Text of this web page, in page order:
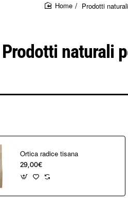
Prodotti naturali
Prodotti
Ortica radice tisana
29,00€